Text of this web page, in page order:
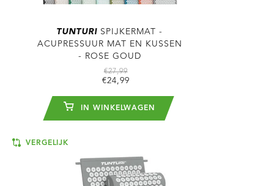
TUNTURI SPIJKERMAT -
ACUPRESSUUR MAT EN KUSSEN
- ROSE GOUD
€27,99
€24,99
IN WINKELWAGEN
VERGELIJK